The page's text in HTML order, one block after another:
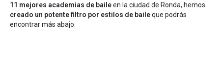
11 mejores academias de baileen la ciudad de Ronda, hemos
creado un potente filtro por estilos de baileque podrás
encontrar más abajo.